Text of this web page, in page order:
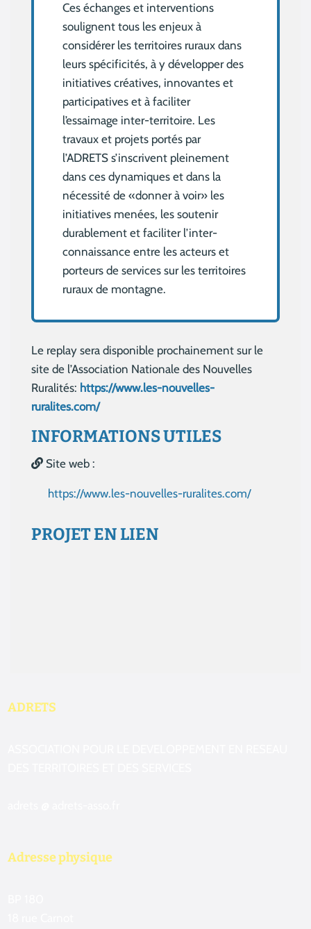
Ces échanges et interventions
soulignent tous les enjeux à
considérer les territoires ruraux dans
leurs spécificités, à y développer des
initiatives créatives, innovantes et
participatives et à faciliter
l’essaimage inter-territoire. Les
travaux et projets portés par
l’ADRETS s’inscrivent pleinement
dans ces dynamiques et dans la
nécessité de «donner à voir» les
initiatives menées, les soutenir
durablement et faciliter l’inter-
connaissance entre les acteurs et
porteurs de services sur les territoires
ruraux de montagne.
Le replay sera disponible prochainement sur le
site de l’Association Nationale des Nouvelles
Ruralités: https://www.les-nouvelles-
ruralites.com/
INFORMATIONS UTILES
Site web :
https://www.les-nouvelles-ruralites.com/
PROJET EN LIEN
ADRETS
Adresse physique